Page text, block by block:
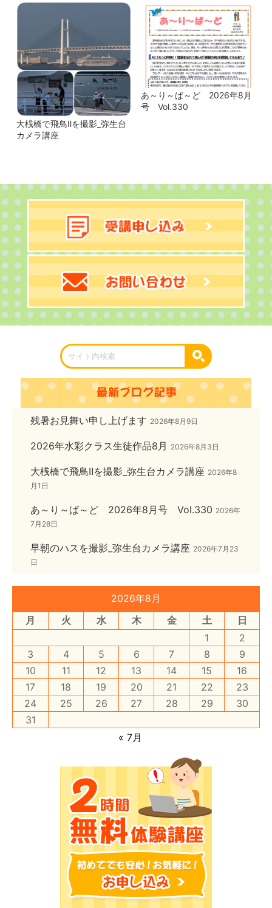
大桟橋で飛鳥Ⅱを撮影_弥生台
カメラ講座
あ～り～ば～ど 2026年8月
号 Vol.330
残暑お見舞い申し上げます 2026年8月9日
2026年水彩クラス生徒作品8月 2026年8月3日
大桟橋で飛鳥Ⅱを撮影_弥生台カメラ講座 2026年8
月1日
あ～り～ば～ど 2026年8月号 Vol.330 2026年
7月28日
早朝のハスを撮影_弥生台カメラ講座 2026年7月23
日
2026年8月
月
火 水 木 金 土
日
1
2
3
4 5 6 7 8
9
10
11 12 13 14 15
16
17
18 19 20 21 22
23
24
25 26 27 28 29
30
31
« 7月